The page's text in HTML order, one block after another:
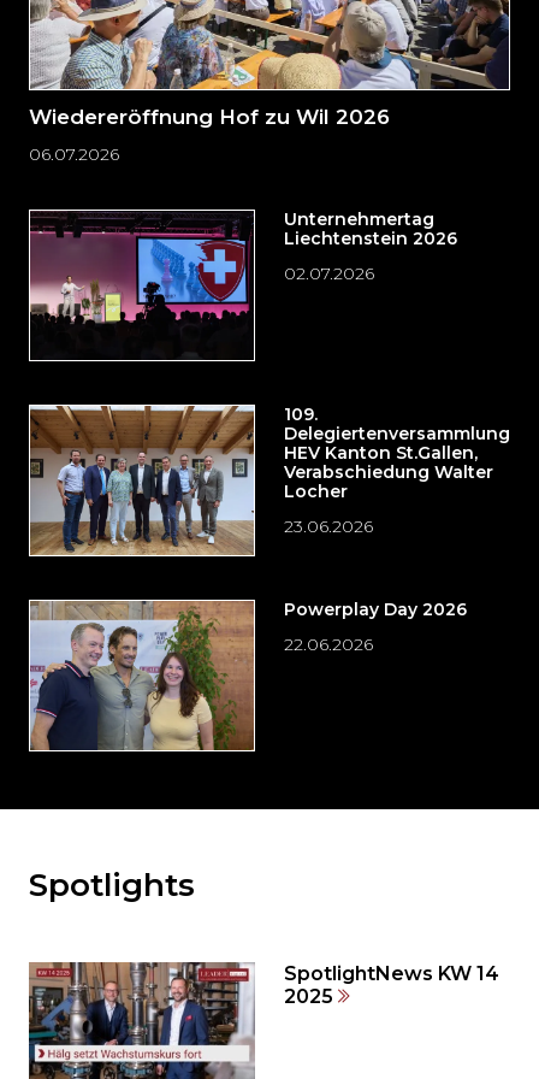
Wiedereröffnung Hof zu Wil 2026
06.07.2026
Unternehmertag
Liechtenstein 2026
02.07.2026
109.
Delegiertenversammlung
HEV Kanton St.Gallen,
Verabschiedung Walter
Locher
23.06.2026
Powerplay Day 2026
22.06.2026
Möchten
den
weiteren
Inhalt
auslassen
und
Spotlights
SpotlightNews KW 14
2025